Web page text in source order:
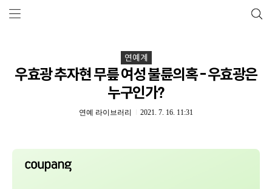
연예계
우효광 추자현 무릎 여성 불륜의혹 - 우효광은
누구인가?
연예 라이브러리 2021. 7. 16. 11:31